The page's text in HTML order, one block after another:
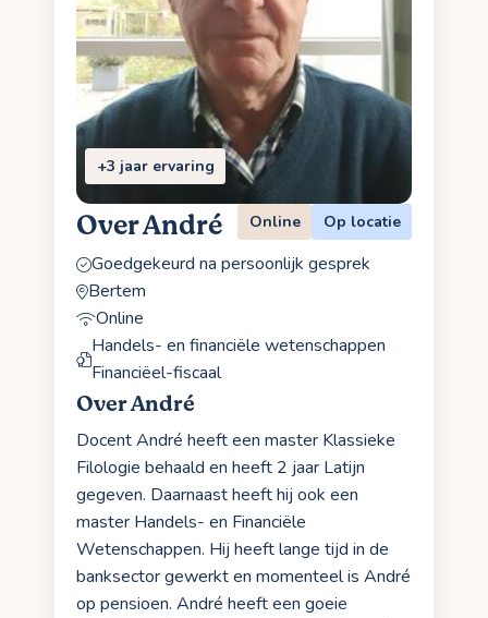
+3 jaar ervaring
Over André Online Op locatie
Goedgekeurd na persoonlijk gesprek
Bertem
Online
Handels- en financiële wetenschappen
Financiëel-fiscaal
Over André
Docent André heeft een master Klassieke
Filologie behaald en heeft 2 jaar Latijn
gegeven. Daarnaast heeft hij ook een
master Handels- en Financiële
Wetenschappen. Hij heeft lange tijd in de
banksector gewerkt en momenteel is André
op pensioen. André heeft een goeie